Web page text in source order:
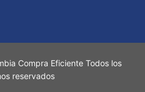
Compra Eficiente Todos los
reservados